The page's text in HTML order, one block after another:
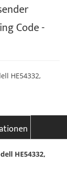
Code -
HE54332,
HE54332,